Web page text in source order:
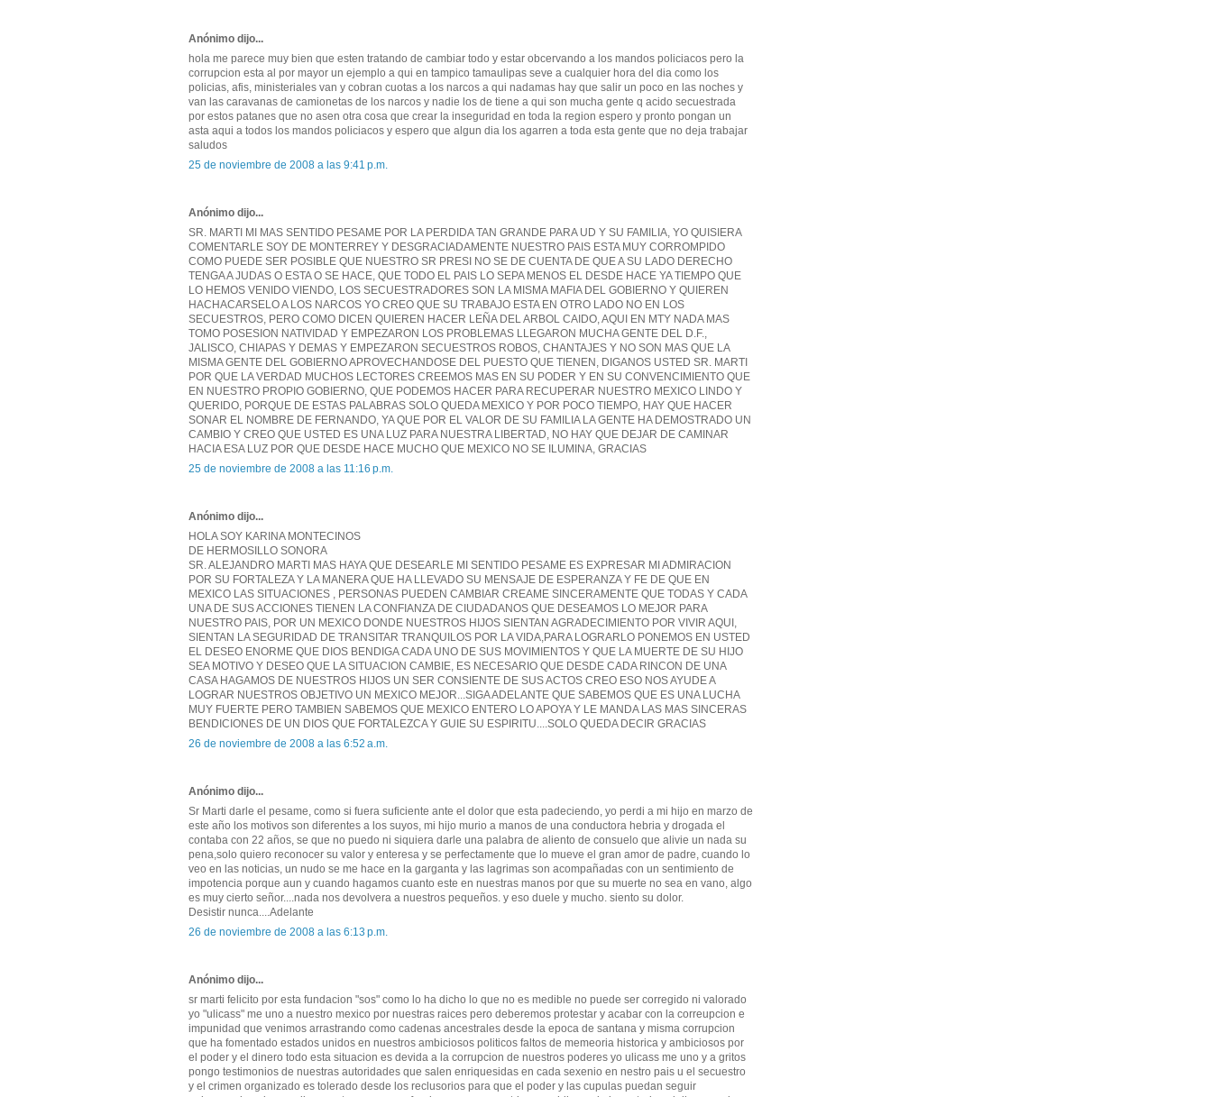
Anónimo dijo...
hola me parece muy bien que esten tratando de cambiar todo y estar obcervando a los mandos policiacos pero la
corrupcion esta al por mayor un ejemplo a qui en tampico tamaulipas seve a cualquier hora del dia como los
policias, afis, ministeriales van y cobran cuotas a los narcos a qui nadamas hay que salir un poco en las noches y
van las caravanas de camionetas de los narcos y nadie los de tiene a qui son mucha gente q acido secuestrada
por estos patanes que no asen otra cosa que crear la inseguridad en toda la region espero y pronto pongan un
asta aqui a todos los mandos policiacos y espero que algun dia los agarren a toda esta gente que no deja trabajar
saludos
25 de noviembre de 2008 a las 9:41 p.m.
Anónimo dijo...
SR. MARTI MI MAS SENTIDO PESAME POR LA PERDIDA TAN GRANDE PARA UD Y SU FAMILIA, YO QUISIERA
COMENTARLE SOY DE MONTERREY Y DESGRACIADAMENTE NUESTRO PAIS ESTA MUY CORROMPIDO
COMO PUEDE SER POSIBLE QUE NUESTRO SR PRESI NO SE DE CUENTA DE QUE A SU LADO DERECHO
TENGA A JUDAS O ESTA O SE HACE, QUE TODO EL PAIS LO SEPA MENOS EL DESDE HACE YA TIEMPO QUE
LO HEMOS VENIDO VIENDO, LOS SECUESTRADORES SON LA MISMA MAFIA DEL GOBIERNO Y QUIEREN
HACHACARSELO A LOS NARCOS YO CREO QUE SU TRABAJO ESTA EN OTRO LADO NO EN LOS
SECUESTROS, PERO COMO DICEN QUIEREN HACER LEÑA DEL ARBOL CAIDO, AQUI EN MTY NADA MAS
TOMO POSESION NATIVIDAD Y EMPEZARON LOS PROBLEMAS LLEGARON MUCHA GENTE DEL D.F.,
JALISCO, CHIAPAS Y DEMAS Y EMPEZARON SECUESTROS ROBOS, CHANTAJES Y NO SON MAS QUE LA
MISMA GENTE DEL GOBIERNO APROVECHANDOSE DEL PUESTO QUE TIENEN, DIGANOS USTED SR. MARTI
POR QUE LA VERDAD MUCHOS LECTORES CREEMOS MAS EN SU PODER Y EN SU CONVENCIMIENTO QUE
EN NUESTRO PROPIO GOBIERNO, QUE PODEMOS HACER PARA RECUPERAR NUESTRO MEXICO LINDO Y
QUERIDO, PORQUE DE ESTAS PALABRAS SOLO QUEDA MEXICO Y POR POCO TIEMPO, HAY QUE HACER
SONAR EL NOMBRE DE FERNANDO, YA QUE POR EL VALOR DE SU FAMILIA LA GENTE HA DEMOSTRADO UN
CAMBIO Y CREO QUE USTED ES UNA LUZ PARA NUESTRA LIBERTAD, NO HAY QUE DEJAR DE CAMINAR
HACIA ESA LUZ POR QUE DESDE HACE MUCHO QUE MEXICO NO SE ILUMINA, GRACIAS
25 de noviembre de 2008 a las 11:16 p.m.
Anónimo dijo...
HOLA SOY KARINA MONTECINOS
DE HERMOSILLO SONORA
SR. ALEJANDRO MARTI MAS HAYA QUE DESEARLE MI SENTIDO PESAME ES EXPRESAR MI ADMIRACION
POR SU FORTALEZA Y LA MANERA QUE HA LLEVADO SU MENSAJE DE ESPERANZA Y FE DE QUE EN
MEXICO LAS SITUACIONES , PERSONAS PUEDEN CAMBIAR CREAME SINCERAMENTE QUE TODAS Y CADA
UNA DE SUS ACCIONES TIENEN LA CONFIANZA DE CIUDADANOS QUE DESEAMOS LO MEJOR PARA
NUESTRO PAIS, POR UN MEXICO DONDE NUESTROS HIJOS SIENTAN AGRADECIMIENTO POR VIVIR AQUI,
SIENTAN LA SEGURIDAD DE TRANSITAR TRANQUILOS POR LA VIDA,PARA LOGRARLO PONEMOS EN USTED
EL DESEO ENORME QUE DIOS BENDIGA CADA UNO DE SUS MOVIMIENTOS Y QUE LA MUERTE DE SU HIJO
SEA MOTIVO Y DESEO QUE LA SITUACION CAMBIE, ES NECESARIO QUE DESDE CADA RINCON DE UNA
CASA HAGAMOS DE NUESTROS HIJOS UN SER CONSIENTE DE SUS ACTOS CREO ESO NOS AYUDE A
LOGRAR NUESTROS OBJETIVO UN MEXICO MEJOR...SIGA ADELANTE QUE SABEMOS QUE ES UNA LUCHA
MUY FUERTE PERO TAMBIEN SABEMOS QUE MEXICO ENTERO LO APOYA Y LE MANDA LAS MAS SINCERAS
BENDICIONES DE UN DIOS QUE FORTALEZCA Y GUIE SU ESPIRITU....SOLO QUEDA DECIR GRACIAS
26 de noviembre de 2008 a las 6:52 a.m.
Anónimo dijo...
Sr Marti darle el pesame, como si fuera suficiente ante el dolor que esta padeciendo, yo perdi a mi hijo en marzo de
este año los motivos son diferentes a los suyos, mi hijo murio a manos de una conductora hebria y drogada el
contaba con 22 años, se que no puedo ni siquiera darle una palabra de aliento de consuelo que alivie un nada su
pena,solo quiero reconocer su valor y enteresa y se perfectamente que lo mueve el gran amor de padre, cuando lo
veo en las noticias, un nudo se me hace en la garganta y las lagrimas son acompañadas con un sentimiento de
impotencia porque aun y cuando hagamos cuanto este en nuestras manos por que su muerte no sea en vano, algo
es muy cierto señor....nada nos devolvera a nuestros pequeños. y eso duele y mucho. siento su dolor.
Desistir nunca....Adelante
26 de noviembre de 2008 a las 6:13 p.m.
Anónimo dijo...
sr marti felicito por esta fundacion "sos" como lo ha dicho lo que no es medible no puede ser corregido ni valorado
yo "ulicass" me uno a nuestro mexico por nuestras raices pero deberemos protestar y acabar con la correupcion e
impunidad que venimos arrastrando como cadenas ancestrales desde la epoca de santana y misma corrupcion
que ha fomentado estados unidos en nuestros ambiciosos politicos faltos de memeoria historica y ambiciosos por
el poder y el dinero todo esta situacion es devida a la corrupcion de nuestros poderes yo ulicass me uno y a gritos
pongo testimonios de nuestras autoridades que salen enriquesidas en cada sexenio en nestro pais u el secuestro
y el crimen organizado es tolerado desde los reclusorios para que el poder y las cupulas puedan seguir